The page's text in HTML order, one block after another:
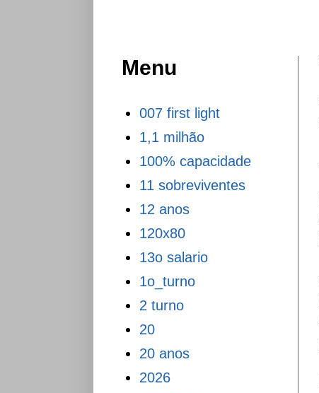
Menu
007 first light
1,1 milhão
100% capacidade
11 sobreviventes
12 anos
120x80
13o salario
1o_turno
2 turno
20
20 anos
2026